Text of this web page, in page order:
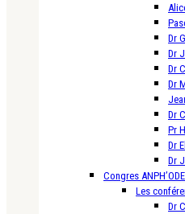
Dr
Dr
Dr
Dr
Dr
Pr
Dr
Dr
Congres
Les
Dr